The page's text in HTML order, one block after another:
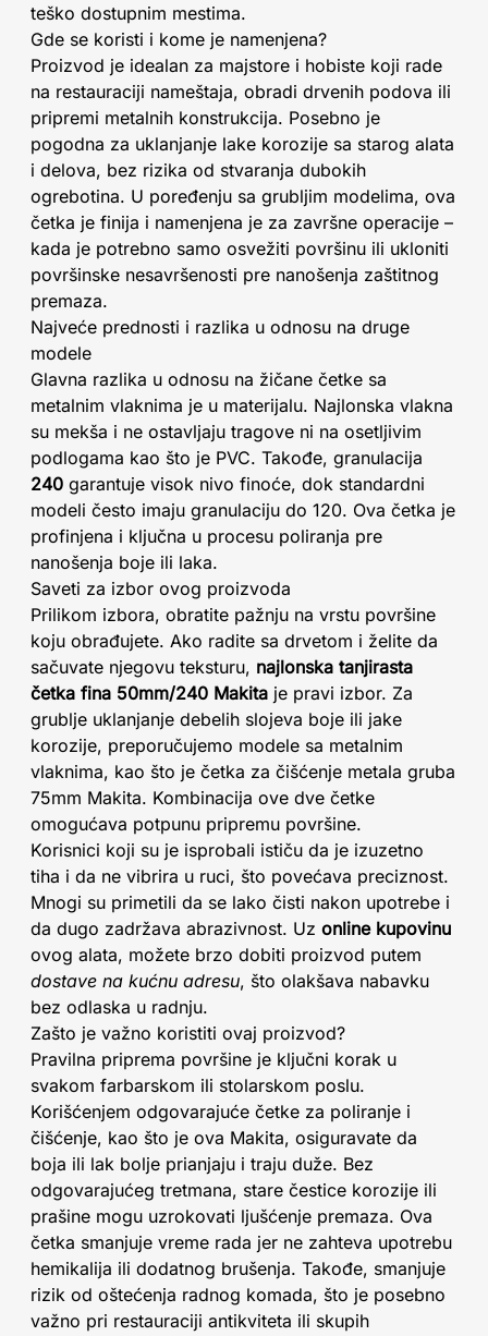
teško dostupnim mestima.
Gde se koristi i kome je namenjena?
Proizvod je idealan za majstore i hobiste koji rade
na restauraciji nameštaja, obradi drvenih podova ili
pripremi metalnih konstrukcija. Posebno je
pogodna za uklanjanje lake korozije sa starog alata
i delova, bez rizika od stvaranja dubokih
ogrebotina. U poređenju sa grubljim modelima, ova
četka je finija i namenjena je za završne operacije –
kada je potrebno samo osvežiti površinu ili ukloniti
površinske nesavršenosti pre nanošenja zaštitnog
premaza.
Najveće prednosti i razlika u odnosu na druge
modele
Glavna razlika u odnosu na žičane četke sa
metalnim vlaknima je u materijalu. Najlonska vlakna
su mekša i ne ostavljaju tragove ni na osetljivim
podlogama kao što je PVC. Takođe, granulacija
240 garantuje visok nivo finoće, dok standardni
modeli često imaju granulaciju do 120. Ova četka je
profinjena i ključna u procesu poliranja pre
nanošenja boje ili laka.
Saveti za izbor ovog proizvoda
Prilikom izbora, obratite pažnju na vrstu površine
koju obrađujete. Ako radite sa drvetom i želite da
sačuvate njegovu teksturu, najlonska tanjirasta
četka fina 50mm/240 Makita je pravi izbor. Za
grublje uklanjanje debelih slojeva boje ili jake
korozije, preporučujemo modele sa metalnim
vlaknima, kao što je četka za čišćenje metala gruba
75mm Makita. Kombinacija ove dve četke
omogućava potpunu pripremu površine.
Korisnici koji su je isprobali ističu da je izuzetno
tiha i da ne vibrira u ruci, što povećava preciznost.
Mnogi su primetili da se lako čisti nakon upotrebe i
da dugo zadržava abrazivnost. Uz online kupovinu
ovog alata, možete brzo dobiti proizvod putem
dostave na kućnu adresu, što olakšava nabavku
bez odlaska u radnju.
Zašto je važno koristiti ovaj proizvod?
Pravilna priprema površine je ključni korak u
svakom farbarskom ili stolarskom poslu.
Korišćenjem odgovarajuće četke za poliranje i
čišćenje, kao što je ova Makita, osiguravate da
boja ili lak bolje prianjaju i traju duže. Bez
odgovarajućeg tretmana, stare čestice korozije ili
prašine mogu uzrokovati ljušćenje premaza. Ova
četka smanjuje vreme rada jer ne zahteva upotrebu
hemikalija ili dodatnog brušenja. Takođe, smanjuje
rizik od oštećenja radnog komada, što je posebno
važno pri restauraciji antikviteta ili skupih